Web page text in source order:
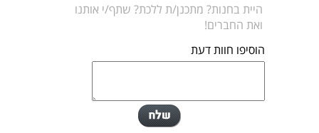
היית בחנות? מתכנן/ת ללכת? שתף/י אותנו
ואת החברים!
הוסיפו חוות דעת